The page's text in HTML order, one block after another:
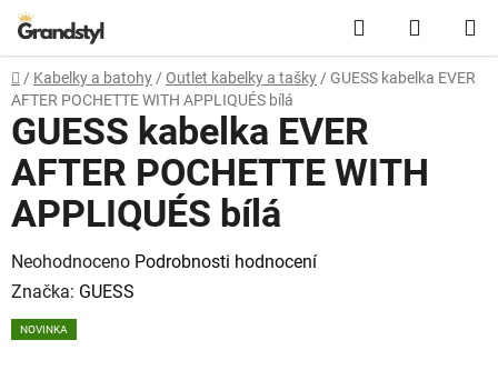
Přejít na obsah Hledat
Domů
/ Kabelky a batohy / Outlet kabelky a tašky / GUESS kabelka EVER
AFTER POCHETTE WITH APPLIQUÉS bílá
GUESS kabelka EVER
AFTER POCHETTE WITH
APPLIQUÉS bílá
Průměrné hodnocení produktu je 0,0 z 5 hvězdiček.
Neohodnoceno Podrobnosti hodnocení
Značka: GUESS
NOVINKA